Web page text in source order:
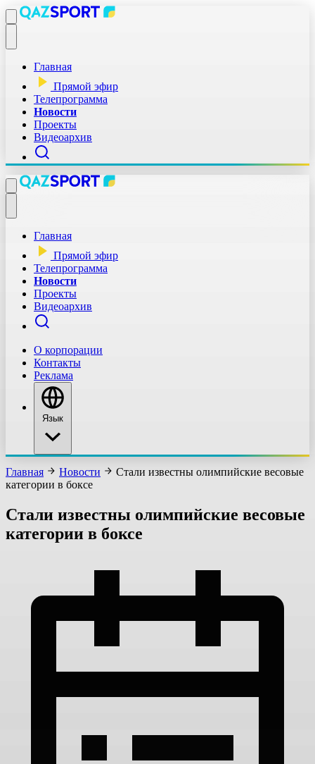
Главная
Прямой эфир
Телепрограмма
Новости
Проекты
Видеоархив
Главная
Прямой эфир
Телепрограмма
Новости
Проекты
Видеоархив
О корпорации
Контакты
Реклама
Язык
Главная Новости
Стали известны олимпийские весовые
категории в боксе
Стали известны олимпийские весовые
категории в боксе